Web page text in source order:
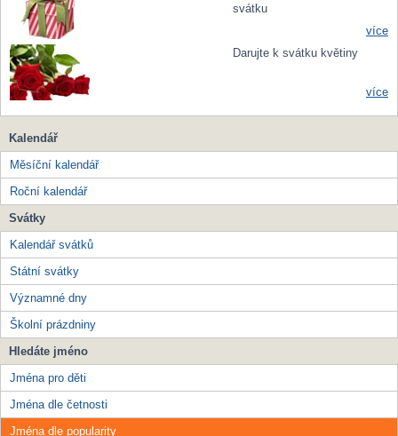
svátku
více
Darujte k svátku květiny
více
Kalendář
Měsíční kalendář
Roční kalendář
Svátky
Kalendář svátků
Státní svátky
Významné dny
Školní prázdniny
Hledáte jméno
Jména pro děti
Jména dle četnosti
Jména dle popularity